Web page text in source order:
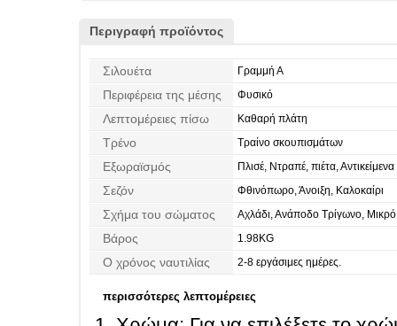
Περιγραφή προϊόντος
Σιλουέτα Γραμμή Α
Περιφέρεια της μέσης Φυσικό
Λεπτομέρειες πίσω Καθαρή πλάτη
Τρένο Τραίνο σκουπισμάτων
Εξωραϊσμός
Πλισέ, Ντραπέ, πιέτα,
Χάντρες
Σεζόν Φθινόπωρο, Άνοιξη, Καλοκαίρι
Σχήμα του σώματος Αχλάδι, Ανάποδο Τρίγωνο,
Βάρος 1.98KG
Ο χρόνος ναυτιλίας 2-8 εργάσιμες ημέρες.
περισσότερες λεπτομέρειες